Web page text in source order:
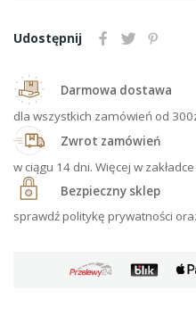
Udostępnij
Darmowa dostawa
dla wszystkich zamówień od
Zwrot zamówień
w ciągu 14 dni. Więcej w
Bezpieczny sklep
sprawdź politykę prywatności